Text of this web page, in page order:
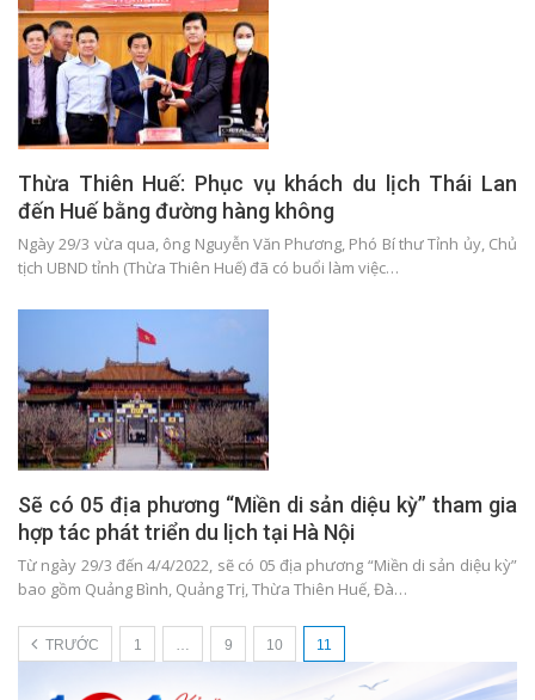
Thừa Thiên Huế: Phục vụ khách du lịch Thái Lan
đến Huế bằng đường hàng không
Ngày 29/3 vừa qua, ông Nguyễn Văn Phương, Phó Bí thư Tỉnh ủy, Chủ
tịch UBND tỉnh (Thừa Thiên Huế) đã có buổi làm việc…
Sẽ có 05 địa phương “Miền di sản diệu kỳ” tham gia
hợp tác phát triển du lịch tại Hà Nội
Từ ngày 29/3 đến 4/4/2022, sẽ có 05 địa phương “Miền di sản diệu kỳ”
bao gồm Quảng Bình, Quảng Trị, Thừa Thiên Huế, Đà…
TRƯỚC 1 9 10 11